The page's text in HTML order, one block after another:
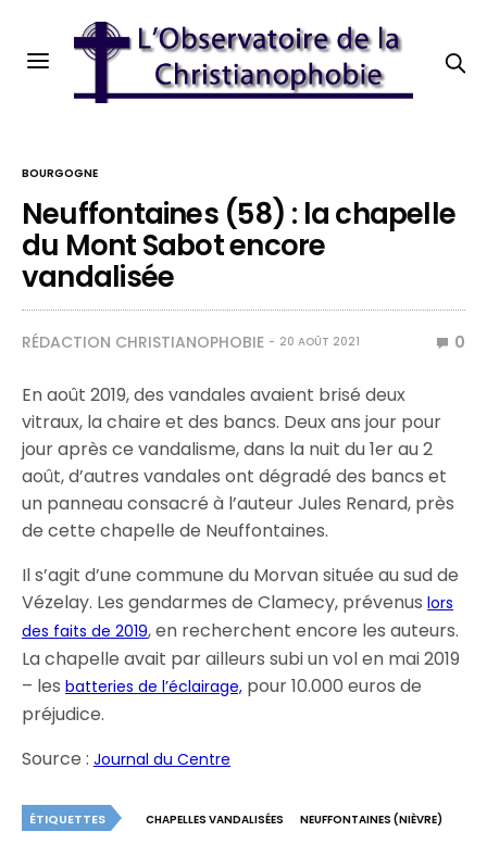
BOURGOGNE
Neuffontaines (58) : la chapelle
du Mont Sabot encore
vandalisée
RÉDACTION CHRISTIANOPHOBIE 20 AOÛT 2021 0
En août 2019, des vandales avaient brisé deux
vitraux, la chaire et des bancs. Deux ans jour pour
jour après ce vandalisme, dans la nuit du 1er au 2
août, d’autres vandales ont dégradé des bancs et
un panneau consacré à l’auteur Jules Renard, près
de cette chapelle de Neuffontaines.
Il s’agit d’une commune du Morvan située au sud de
Vézelay. Les gendarmes de Clamecy, prévenuslors
des faits de 2019, en recherchent encore les auteurs.
La chapelle avait par ailleurs subi un vol en mai 2019
– lesbatteries de l’éclairage, pour 10.000 euros de
préjudice.
Source :Journal du Centre
ÉTIQUETTES CHAPELLES VANDALISÉES NEUFFONTAINES (NIÈVRE)